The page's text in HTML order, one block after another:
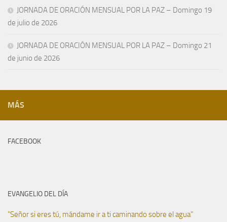
JORNADA DE ORACIÓN MENSUAL POR LA PAZ – Domingo 19
de julio de 2026
JORNADA DE ORACIÓN MENSUAL POR LA PAZ – Domingo 21
de junio de 2026
MÁS
FACEBOOK
EVANGELIO DEL DÍA
"Señor si eres tú, mándame ir a ti caminando sobre el agua"